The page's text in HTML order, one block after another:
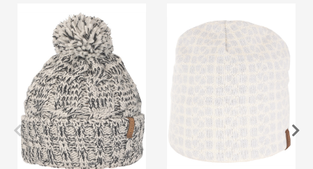
2/48-52cm 3/52-56cm
4/56-60cm
4